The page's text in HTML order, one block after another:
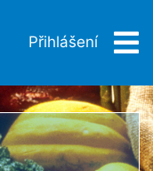
Přihlášení